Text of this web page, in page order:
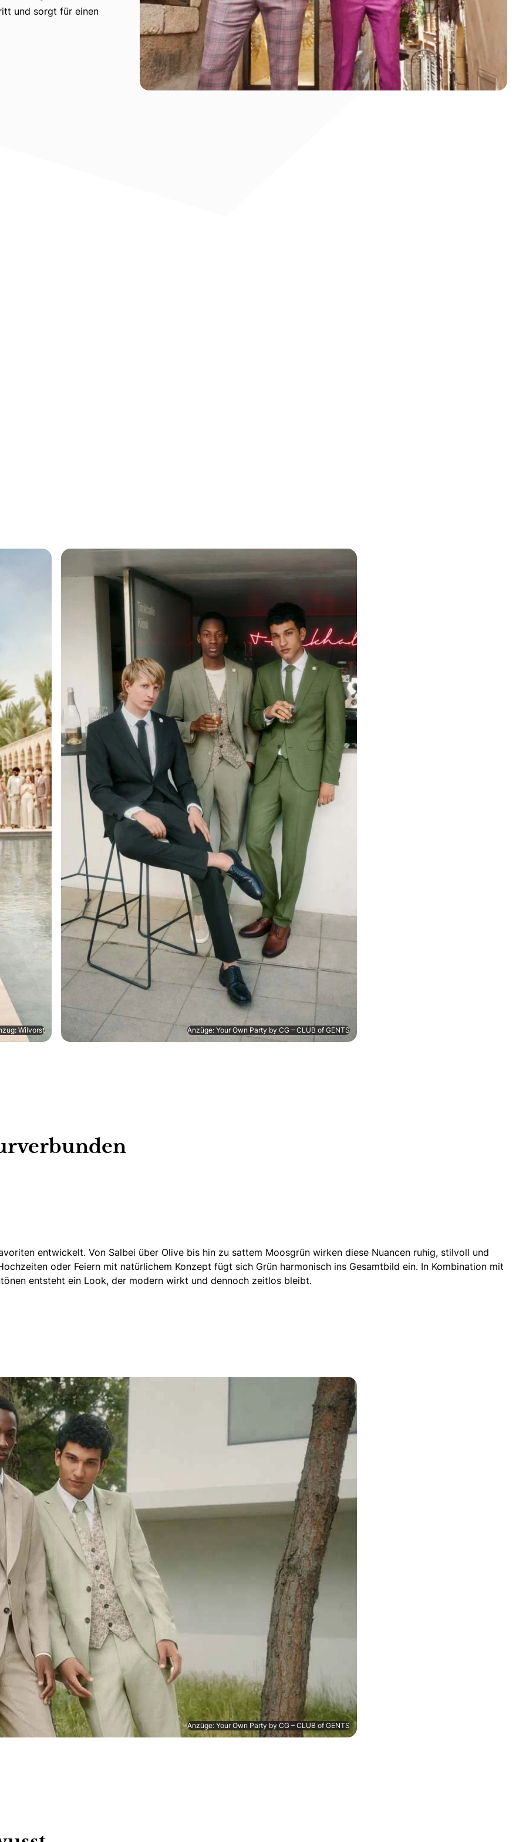
und sorgt für einen
Wilvorst Anzüge: Your Own Party by CG – CLUB of GENTS
entwickelt. Von Salbei über Olive bis hin zu sattem Moosgrün wirken diese Nuancen ruhig, stilvoll und
oder Feiern mit natürlichem Konzept fügt sich Grün harmonisch ins Gesamtbild ein. In Kombination mit
entsteht ein Look, der modern wirkt und dennoch zeitlos bleibt.
Anzüge: Your Own Party by CG – CLUB of GENTS